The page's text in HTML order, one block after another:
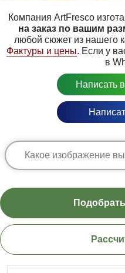
Компания ArtFresco
на заказ по вашим
любой сюжет из нашего
Фактуры и цены. Если у
в
Написать в